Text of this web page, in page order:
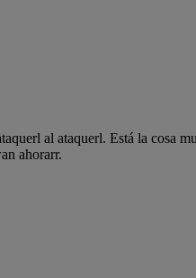
al ataquerl. Está la cosa
ahorarr.